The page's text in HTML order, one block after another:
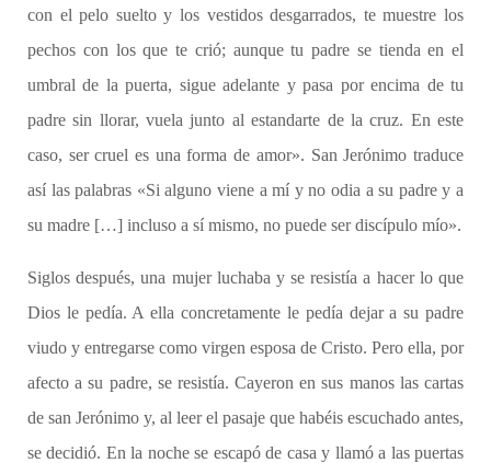
con el pelo suelto y los vestidos desgarrados, te muestre los
pechos con los que te crió; aunque tu padre se tienda en el
umbral de la puerta, sigue adelante y pasa por encima de tu
padre sin llorar, vuela junto al estandarte de la cruz. En este
caso, ser cruel es una forma de amor». San Jerónimo traduce
así las palabras «Si alguno viene a mí y no odia a su padre y a
su madre […] incluso a sí mismo, no puede ser discípulo mío».
Siglos después, una mujer luchaba y se resistía a hacer lo que
Dios le pedía. A ella concretamente le pedía dejar a su padre
viudo y entregarse como virgen esposa de Cristo. Pero ella, por
afecto a su padre, se resistía. Cayeron en sus manos las cartas
de san Jerónimo y, al leer el pasaje que habéis escuchado antes,
se decidió. En la noche se escapó de casa y llamó a las puertas